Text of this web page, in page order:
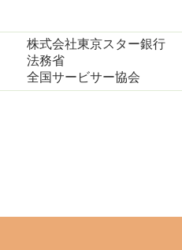
株式会社東京スター銀行
法務省
全国サービサー協会